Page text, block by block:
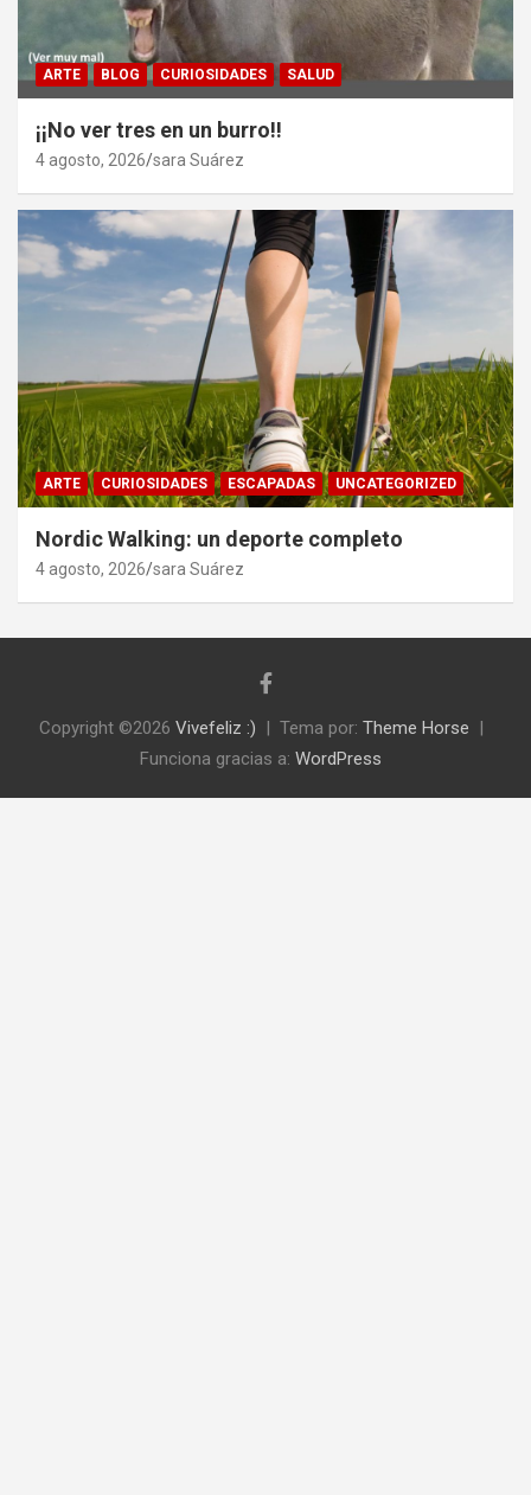
ARTE BLOG CURIOSIDADES SALUD
¡¡No ver tres en un burro!!
4 agosto, 2026 sara Suárez
ARTE CURIOSIDADES ESCAPADAS UNCATEGORIZED
Nordic Walking: un deporte completo
4 agosto, 2026 sara Suárez
Copyright ©2026 Vivefeliz :) Tema por: Theme Horse
Funciona gracias a: WordPress